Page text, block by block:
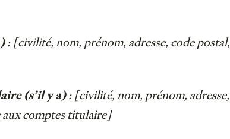
: [civilité, nom, prénom, adresse, code postal,
(s’il y a): [civilité, nom, prénom, adresse,
aux comptes titulaire]